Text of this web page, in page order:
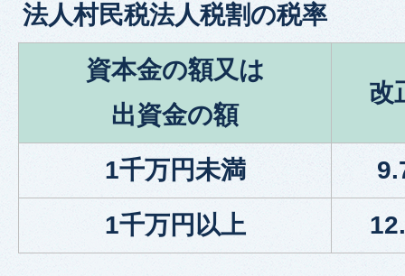
法人村民税法人税割の税率
資本金の額又は
出資金の額
改
1千万円未満
1千万円以上